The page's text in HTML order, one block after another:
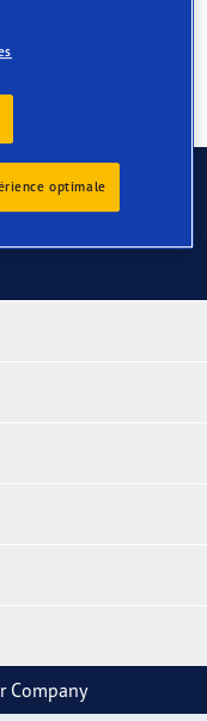
Company
optimale